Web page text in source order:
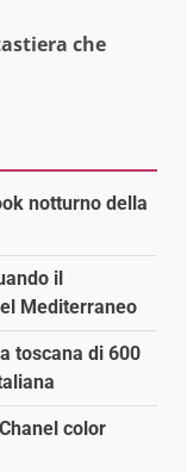
che
notturno della
il
Mediterraneo
toscana di 600
color